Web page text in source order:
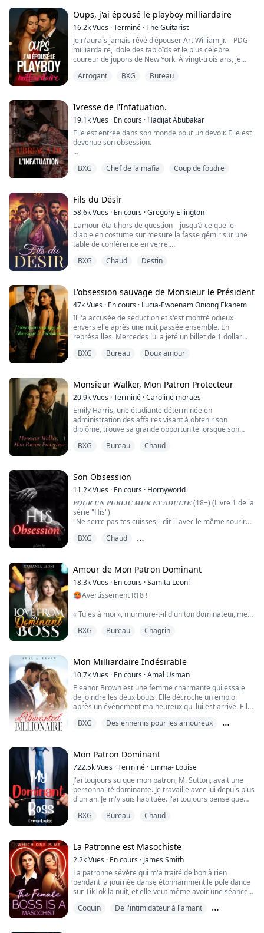
Oui, Mary pensait que sa meilleure amie Amaya
Peterson était vraiment folle, ce qui montrait en fait
qu'Amaya Peterson n'avait aucune confiance en
l'homme...
Oups, j'ai épousé le playboy milliardaire
16.2kVues ·Terminé ·The Guitarist
Je n'aurais jamais rêvé d'épouser Art William Jr.—PDG
milliardaire, idole des tabloïds et le plus célèbre
coureur de jupons de New York. À vingt-trois ans, je
sauvé une grand-mère étouffée dans le parc… et qui,
petit-fils amoureux.
Un juge, une ba...
Arrogant BXG Bureau
Ivresse de l'Infatuation.
19.1kVues · En cours · Hadijat Abubakar
Elle est entrée dans son monde pour un devoir. Elle est
devenue son obsession.
tranquillement dans sa vie de classe moyenne. Ses
amis. Mais tout a changé le jour où elle a pénétré dans
le monde de l'Empire A.M pour un devoir de classe.
Le devoir éta...
BXG Chef de la mafia Coup de foudre
Fils du Désir
58.6kVues · En cours ·Gregory Ellington
L'amour était hors de question—jusqu'à ce que le
diable en costume sur mesure la fasse gémir sur une
table de conférence en verre.
gravier. Je me cambrai contre lui, impuissante. La ville
dévorait comme un homme affamé. "Jordan," haletai-
je, mes...
BXG Chaud Destin
L'obsession sauvage de Monsieur le Président
47kVues · En cours · Lucia-Ewoenam Oniong Ekanem
Il l'a accusée de séduction et s'est montré odieux
envers elle après une nuit passée ensemble. En
représailles, Mercedes lui a jeté un billet de 1 dollar
de sa performance, qu'elle a jugée médiocre. Pendant
Deux jours plus tard, elle se rendit à son nouveau
bureau et ...
BXG Bureau Doux amour
Monsieur Walker, Mon Patron Protecteur
20.9kVues ·Terminé ·Caroline moraes
Emily Harris, une étudiante déterminée en
administration des affaires visant à obtenir son
diplôme, trouve sa grande opportunité lorsque son
entreprises les plus influentes et puissantes de Paris.
autoritaire de 34 ans, connu pour son comportement
froi...
BXG Bureau Chaud
Son Obsession
11.2kVues · En cours · Hornyworld
𝑷𝑶𝑼𝑹 𝑼𝑵 𝑷𝑼𝑩𝑳𝑰𝑪 𝑴𝑼𝑹 𝑬𝑻 𝑨𝑫𝑼𝑳𝑻𝑬 (18+) (Livre 1 de la
série "His")
"Ne serre pas tes cuisses," dit-il avec le même sourire
"Qui a dit que je serrais mes cuisses ?" je réponds.
"D'accord, alors laisse-moi vérifier si tu es mouillée ou
non," dit-il en approchant sa main de ...
BXG
Chaud
Amour de Mon Patron Dominant
18.3kVues · En cours ·Samita Leoni
🥵Avertissement R18 !
« Tu es à moi », murmure-t-il d'un ton dominateur, me
excitation. Il libère ma bouche et me retourne, une
par derrière, mes seins rebondissant, le miroir me
renvoyant l'image complète de ma soumission.
Suzanne Peyt...
BXG Bureau Chagrin
Mon Milliardaire Indésirable
10.7kVues · En cours ·Amal Usman
Eleanor Brown est une femme charmante qui essaie
de joindre les deux bouts. Elle décroche un emploi
après un événement malheureux qui lui est arrivé. Elle
nouveau chapitre de sa vie. Sans le savoir, ce nouveau
travailler pour lui pour d'autres raisons,...
BXG
Des ennemis pour les amoureux
Mon Patron Dominant
722.5kVues ·Terminé · Emma- Louise
J'ai toujours su que mon patron, M. Sutton, avait une
personnalité dominante. Je travaille avec lui depuis plus
d'un an. Je m'y suis habituée. J'ai toujours pensé que
mais j'ai vite appris que c'était plus que cela.
professionnelle. Il me donne des ordres, et j'écoute.
Mais tout cela est sur l...
BXG Bureau Chaud
La Patronne est Masochiste
2.2kVues · En cours · James Smith
La patronne sévère qui m'a traité de bon à rien
pendant la journée danse étonnamment le pole dance
sur TikTok la nuit, et elle veut même avoir une séance
Coquin
De l'intimidateur à l'amant